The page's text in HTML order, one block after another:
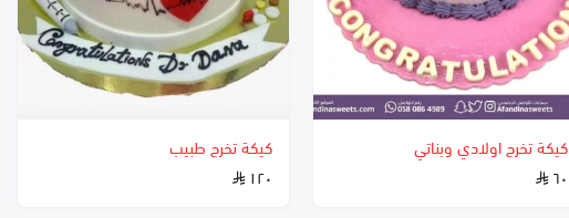
كيكة تخرج اولادي وبناتي
٦٠
كيكة تخرج طبيب
١٢٠